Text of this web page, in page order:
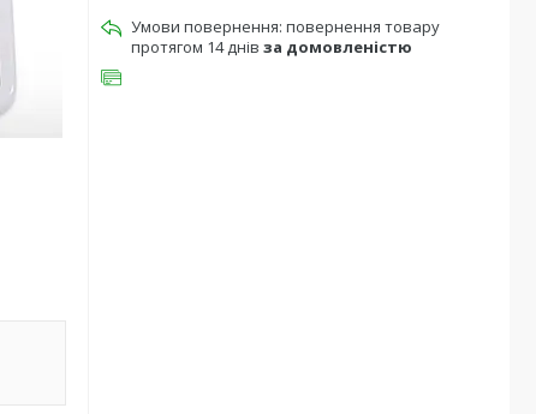
повернення товару
протягом 14 днів за домовленістю